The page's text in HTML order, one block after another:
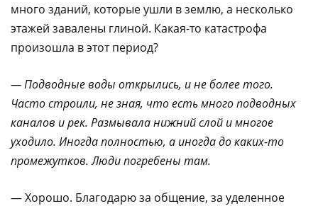
много зданий, которые ушли в землю, а несколько
этажей завалены глиной. Какая-то катастрофа
произошла в этот период?
— Подводные воды открылись, и не более того.
Часто строили, не зная, чтоесть много подводных
каналов и рек. Размывала нижний слой и многое
уходило. Иногда полностью, а иногда до каких-то
промежутков. Люди погребены там.
— Хорошо. Благодарю за общение, за уделенное